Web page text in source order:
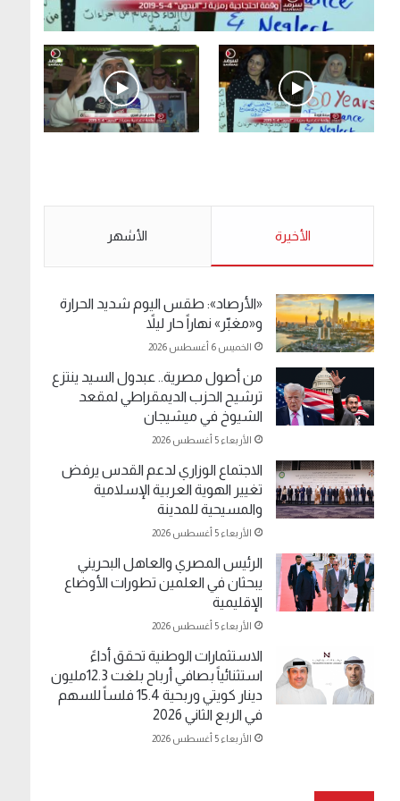
.وقفة احتجاجية رمزية لـ”#البدون” في ساحة الإرادة
الأحد 5 مايو 2019
مخدرات يعني ولا خمر؟!.
الأخيرة الأشهر
«الأرصاد»: طقس اليوم شديد الحرارة
و«مغبّر» نهاراً حار ليلاً
الخميس 6 أغسطس 2026
من أصول مصرية.. عبدول السيد ينتزع
ترشيح الحزب الديمقراطي لمقعد
الشيوخ في ميشيجان
الأربعاء 5 أغسطس 2026
الاجتماع الوزاري لدعم القدس يرفض
تغيير الهوية العربية الإسلامية
والمسيحية للمدينة
الأربعاء 5 أغسطس 2026
الرئيس المصري والعاهل البحريني
يبحثان في العلمين تطورات الأوضاع
الإقليمية
الأربعاء 5 أغسطس 2026
الاستثمارات الوطنية تحقق أداءً
استثنائياً بصافي أرباح بلغت 12.3مليون
دينار كويتي وربحية 15.4 فلساً للسهم
في الربع الثاني 2026
الأربعاء 5 أغسطس 2026